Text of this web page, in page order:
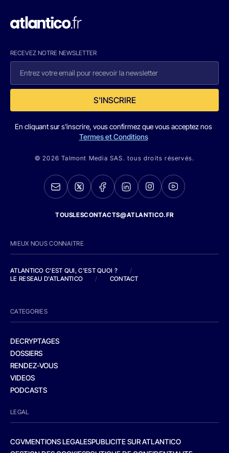
RECEVEZ NOTRE NEWSLETTER
S'INSCRIRE
En cliquant sur s'inscrire, vous confirmez que vous acceptez nos
Termes et Conditions
© 2026 Talmont Media SAS. tous droits réservés.
TOUSLESCONTACTS@ATLANTICO.FR
MIEUX NOUS CONNAITRE
ATLANTICO C'EST QUI, C'EST QUOI ?
/
LE RESEAU D'ATLANTICO
/ CONTACT
CATEGORIES
DECRYPTAGES
DOSSIERS
RENDEZ-VOUS
VIDEOS
PODCASTS
LEGAL
CGVMENTIONS LEGALESPUBLICITE SUR ATLANTICO